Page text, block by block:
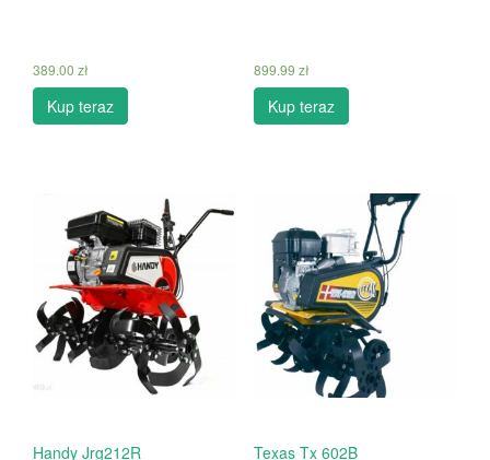
389.00 zł
Kup teraz
899.99 zł
Kup teraz
Handy Jrg212R Texas Tx 602B